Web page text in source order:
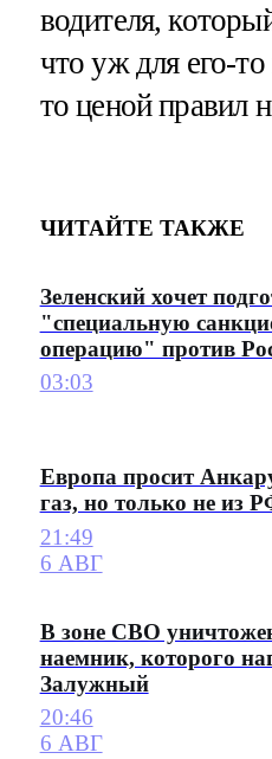
водителя,
что уж для его-
то ценой правил
ЧИТАЙТЕ ТАКЖЕ
Зеленский хочет
"специальную
операцию" против
03:03
Европа просит
газ, но только не из
21:49
6 АВГ
В зоне СВО
наемник, которого
Залужный
20:46
6 АВГ